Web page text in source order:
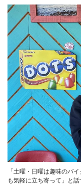
「土曜・日曜は趣味のバ
も気軽に立ち寄って」と